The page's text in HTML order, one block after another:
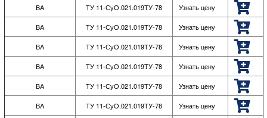
ВА ТУ 11-СуО.021.019ТУ-78 Узнать цену
ВА ТУ 11-СуО.021.019ТУ-78 Узнать цену
ВА ТУ 11-СуО.021.019ТУ-78 Узнать цену
ВА ТУ 11-СуО.021.019ТУ-78 Узнать цену
ВА ТУ 11-СуО.021.019ТУ-78 Узнать цену
ВА ТУ 11-СуО.021.019ТУ-78 Узнать цену